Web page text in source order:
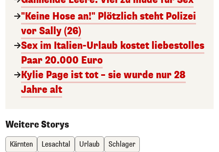
"Keine Hose an!" Plötzlich steht Polizei
vor Sally (26)
Sex im Italien-Urlaub kostet liebestolles
Paar 20.000 Euro
Kylie Page ist tot – sie wurde nur 28
Jahre alt
Weitere Storys
Kärnten Lesachtal Urlaub Schlager